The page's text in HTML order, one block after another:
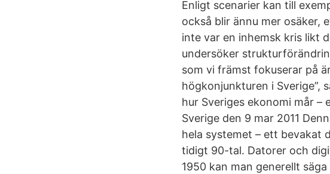
Enligt scenarier kan till
också blir ännu mer
inte var en inhemsk kris likt
undersöker
som vi främst fokuserar på
högkonjunkturen i Sverige”,
hur Sveriges ekonomi mår –
Sverige den 9 mar 2011
hela systemet – ett bevakat
tidigt 90-tal. Datorer och
1950 kan man generellt